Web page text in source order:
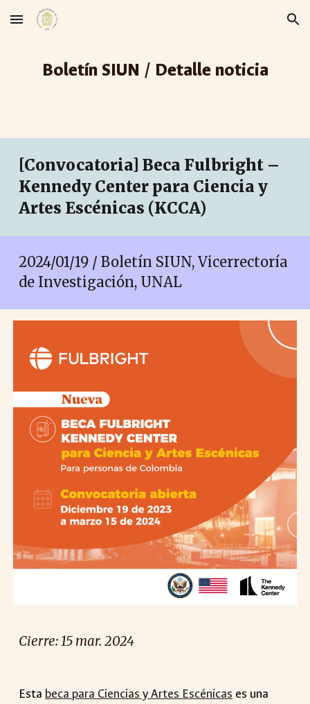
Skip to main content Skip to navigation
Boletín SIUN / Detalle noticia
[Convocatoria] Beca Fulbright –
Kennedy Center para Ciencia y
Artes Escénicas (KCCA)
2024/01/19 / Boletín SIUN, Vicerrectoría
de Investigación, UNAL
Cierre: 15 mar. 2024
Esta beca para Ciencias y Artes Escénicas es una